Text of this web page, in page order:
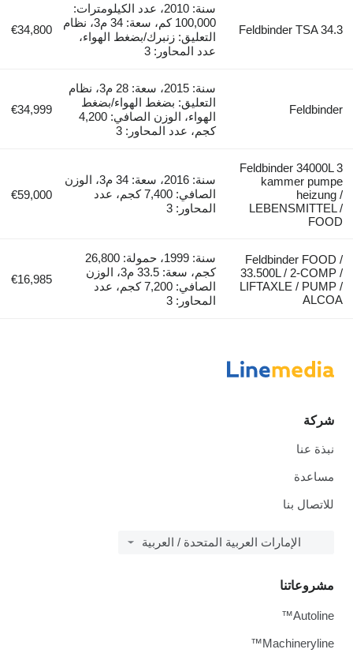
Feldbinder TSA 34.3
سنة: 2010، عدد الكيلومترات:
100,000 كم، سعة: 34 م3، نظام
التعليق: زنبرك/بضغط الهواء،
عدد المحاور: 3
€34,800
Feldbinder
سنة: 2015، سعة: 28 م3، نظام
التعليق: بضغط الهواء/بضغط
الهواء، الوزن الصافي: 4,200
كجم، عدد المحاور: 3
€34,999
Feldbinder 34000L 3
kammer pumpe
heizung /
LEBENSMITTEL /
FOOD
سنة: 2016، سعة: 34 م3، الوزن
الصافي: 7,400 كجم، عدد
المحاور: 3
€59,000
Feldbinder FOOD /
33.500L / 2-COMP /
LIFTAXLE / PUMP /
ALCOA
سنة: 1999، حمولة: 26,800
كجم، سعة: 33.5 م3، الوزن
الصافي: 7,200 كجم، عدد
المحاور: 3
€16,985
شركة
نبذة عنا
مساعدة
للاتصال بنا
الإمارات العربية المتحدة / العربية
مشروعاتنا
Autoline™
Machineryline™